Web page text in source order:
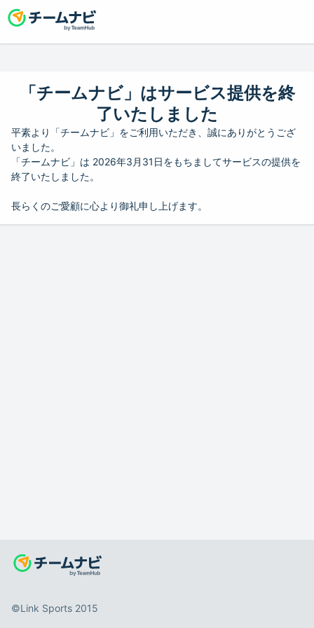
「チームナビ」はサービス提供を終
了いたしました
平素より「チームナビ」をご利用いただき、誠にありがとうござ
いました。
「チームナビ」は 2026年3月31日をもちましてサービスの提供を
終了いたしました。
長らくのご愛顧に心より御礼申し上げます。
©️Link Sports 2015